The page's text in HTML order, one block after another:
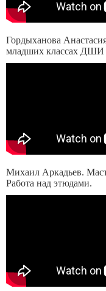
Гордыханова
младших классах ДШИ
Михаил Аркадьев.
Работа над этюдами.